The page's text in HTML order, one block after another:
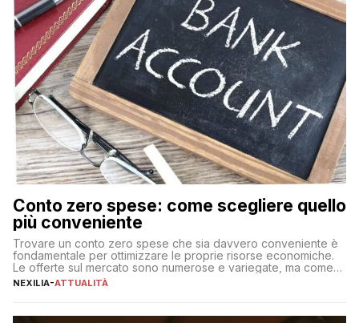
Conto zero spese: come scegliere quello
più conveniente
Trovare un conto zero spese che sia davvero conveniente è
fondamentale per ottimizzare le proprie risorse economiche.
Le offerte sul mercato sono numerose e variegate, ma come
individuare quella più adatta alle proprie esigenze senza
sul […]
NEXILIA-ATTUALITÀ